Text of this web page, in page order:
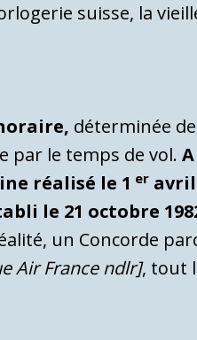
suisse, la
déterminée
par le temps de vol.
réalisé le 1 er avril
le 21 octobre
un Concorde
Air France ndlr], tout